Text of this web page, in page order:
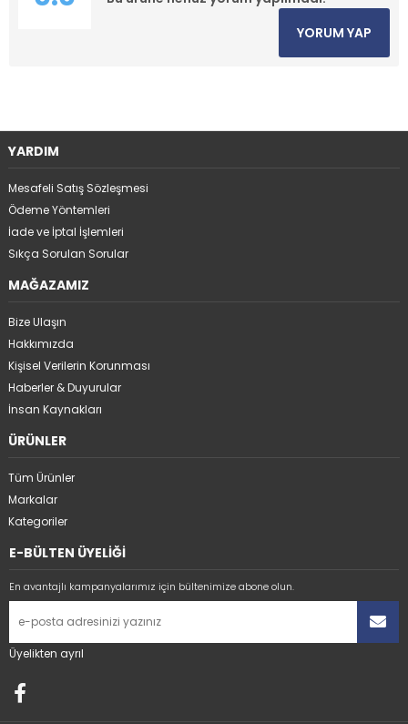
YORUM YAP
YARDIM
Mesafeli Satış Sözleşmesi
Ödeme Yöntemleri
İade ve İptal İşlemleri
Sıkça Sorulan Sorular
MAĞAZAMIZ
Bize Ulaşın
Hakkımızda
Kişisel Verilerin Korunması
Haberler & Duyurular
İnsan Kaynakları
ÜRÜNLER
Tüm Ürünler
Markalar
Kategoriler
E-BÜLTEN ÜYELİĞİ
En avantajlı kampanyalarımız için bültenimize abone olun.
Üyelikten ayrıl